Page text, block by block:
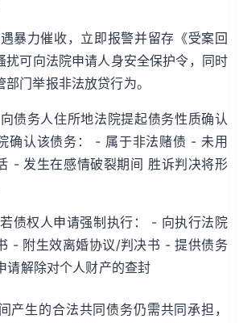
暴力催收，立即报警并留存《受案回
扰可向法院申请人身安全保护令，同时
门举报非法放贷行为。
债务人住所地法院提起债务性质确认
确认该债务： - 属于非法赌债 - 未用
- 发生在感情破裂期间 胜诉判决将形
债权人申请强制执行： - 向执行法院
- 附生效离婚协议/判决书 - 提供债务
请解除对个人财产的查封
产生的合法共同债务仍需共同承担，